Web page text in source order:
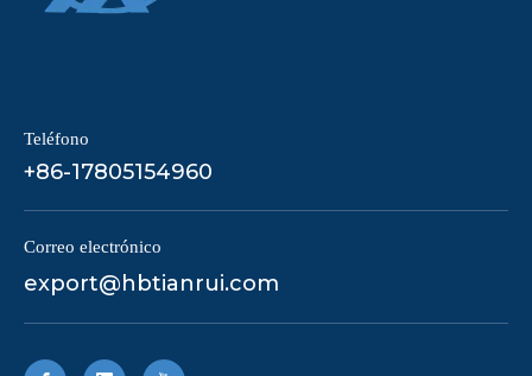
Teléfono
+86-17805154960
Correo electrónico
export@hbtianrui.com